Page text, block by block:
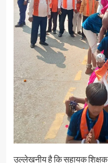
उल्लेखनीय है कि सहायक